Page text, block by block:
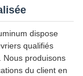
dispose
qualifiés
Nous produisons
du client en